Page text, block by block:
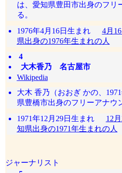
は、愛知県豊田市出身のフリ
る。
1976年4月16日生まれ 4月
県出身の1976年生まれの人
4
大木香乃 名古屋市
Wikipedia
大木 香乃（おおぎ かの、
県豊橋市出身のフリーアナウ
1971年12月29日生まれ 12
知県出身の1971年生まれの人
ジャーナリスト